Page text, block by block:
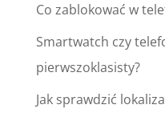
Co zablokować w
Smartwatch czy
pierwszoklasisty?
Jak sprawdzić